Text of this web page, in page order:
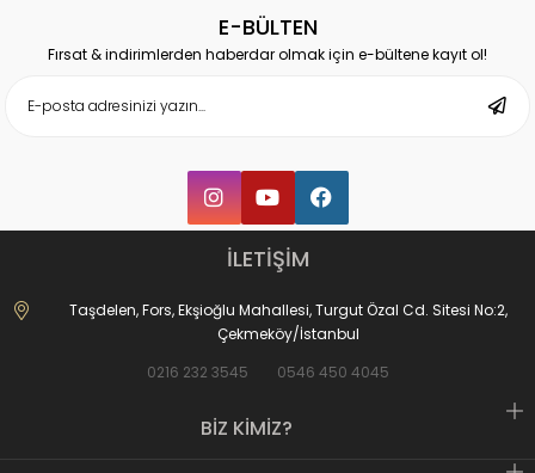
E-BÜLTEN
Fırsat & indirimlerden haberdar olmak için e-bültene kayıt ol!
İLETİŞİM
Taşdelen, Fors, Ekşioğlu Mahallesi, Turgut Özal Cd. Sitesi No:2,
Çekmeköy/İstanbul
0216 232 3545
0546 450 4045
BİZ KİMİZ?